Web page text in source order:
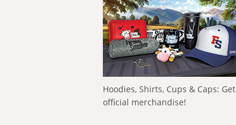
Hoodies, Shirts, Cups & Caps: Get
official merchandise!